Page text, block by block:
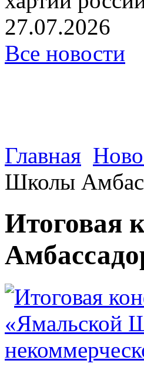
27.07.2026
Все новости
Главная
Школы
Итоговая